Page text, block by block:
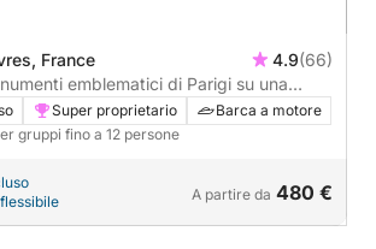
France 4.9(66)
emblematici di Parigi su una
Super proprietario
Barca a motore
gruppi fino a 12 persone
A partire da 480 €